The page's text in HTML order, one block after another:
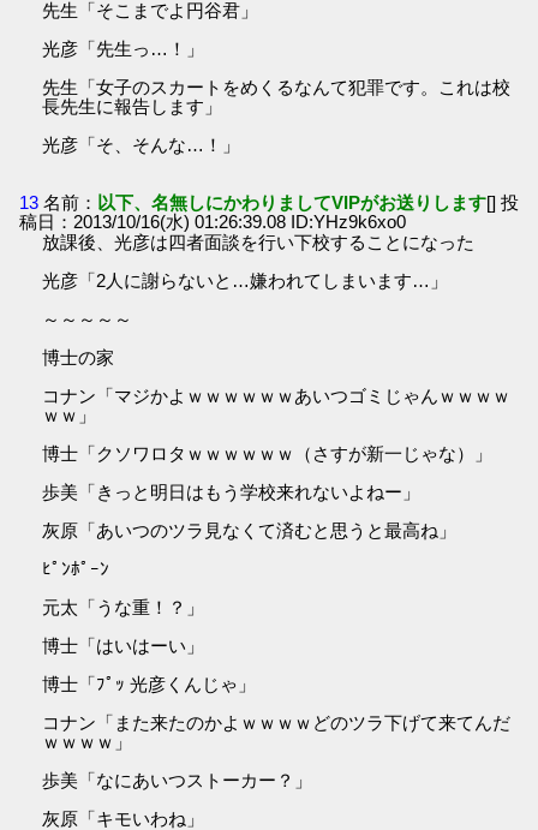
先生「そこまでよ円谷君」
光彦「先生っ…！」
先生「女子のスカートをめくるなんて犯罪です。これは校
長先生に報告します」
光彦「そ、そんな…！」
13 名前： 以下、名無しにかわりましてVIPがお送りします[] 投
稿日：2013/10/16(水) 01:26:39.08 ID:YHz9k6xo0
放課後、光彦は四者面談を行い下校することになった
光彦「2人に謝らないと…嫌われてしまいます…」
～～～～～
博士の家
コナン「マジかよｗｗｗｗｗｗあいつゴミじゃんｗｗｗｗ
ｗｗ」
博士「クソワロタｗｗｗｗｗｗ（さすが新一じゃな）」
歩美「きっと明日はもう学校来れないよねー」
灰原「あいつのツラ見なくて済むと思うと最高ね」
ﾋﾟﾝﾎﾟｰﾝ
元太「うな重！？」
博士「はいはーい」
博士「ﾌﾟｯ 光彦くんじゃ」
コナン「また来たのかよｗｗｗｗどのツラ下げて来てんだ
ｗｗｗｗ」
歩美「なにあいつストーカー？」
灰原「キモいわね」